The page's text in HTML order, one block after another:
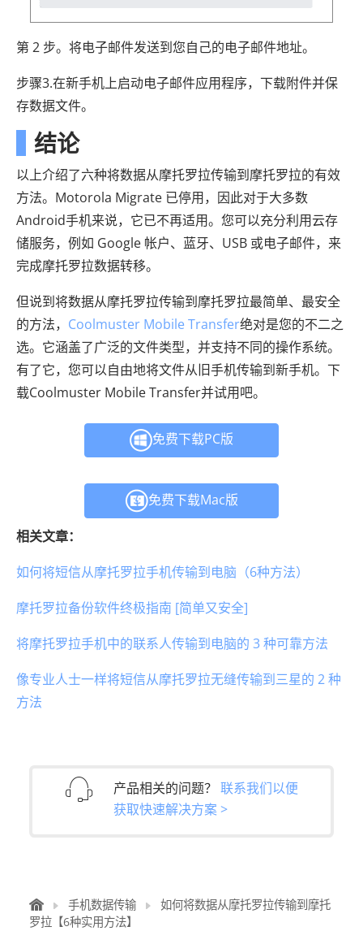
第 2 步。将电子邮件发送到您自己的电子邮件地址。
步骤3.在新手机上启动电子邮件应用程序，下载附件并保
存数据文件。
结论
以上介绍了六种将数据从摩托罗拉传输到摩托罗拉的有效
方法。Motorola Migrate 已停用，因此对于大多数
Android手机来说，它已不再适用。您可以充分利用云存
储服务，例如 Google 帐户、蓝牙、USB 或电子邮件，来
完成摩托罗拉数据转移。
但说到将数据从摩托罗拉传输到摩托罗拉最简单、最安全
的方法， Coolmuster Mobile Transfer绝对是您的不二之
选。它涵盖了广泛的文件类型，并支持不同的操作系统。
有了它，您可以自由地将文件从旧手机传输到新手机。下
载Coolmuster Mobile Transfer并试用吧。
免费下载PC版
免费下载Mac版
相关文章：
如何将短信从摩托罗拉手机传输到电脑（6种方法）
摩托罗拉备份软件终极指南 [简单又安全]
将摩托罗拉手机中的联系人传输到电脑的 3 种可靠方法
像专业人士一样将短信从摩托罗拉无缝传输到三星的 2 种
方法
产品相关的问题？ 联系我们以便
获取快速解决方案 >
手机数据传输
如何将数据从摩托罗拉传输到摩托
罗拉【6种实用方法】